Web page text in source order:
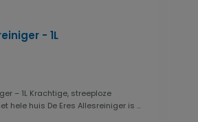
- 1L
– 1L Krachtige, streeploze
hele huis De Eres Allesreiniger is ...